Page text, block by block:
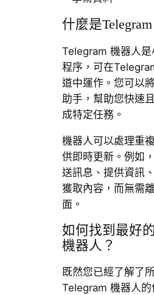
什麼是
Telegram 機器人是
程序，可在
道中運作。您可以
助手，幫助您快速
成特定任務。
機器人可以處理重
供即時更新。例如
送訊息、提供資訊
獲取內容，而無需
面。
如何找到最好
機器人？
既然您已經了解了
Telegram 機器人的